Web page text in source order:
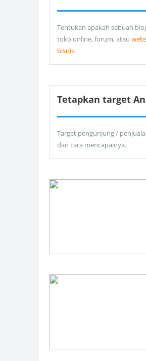
Tentukan apakah sebuah
toko online, forum, atau
bisnis.
Tetapkan target
Target pengunjung /
dan cara mencapainya.